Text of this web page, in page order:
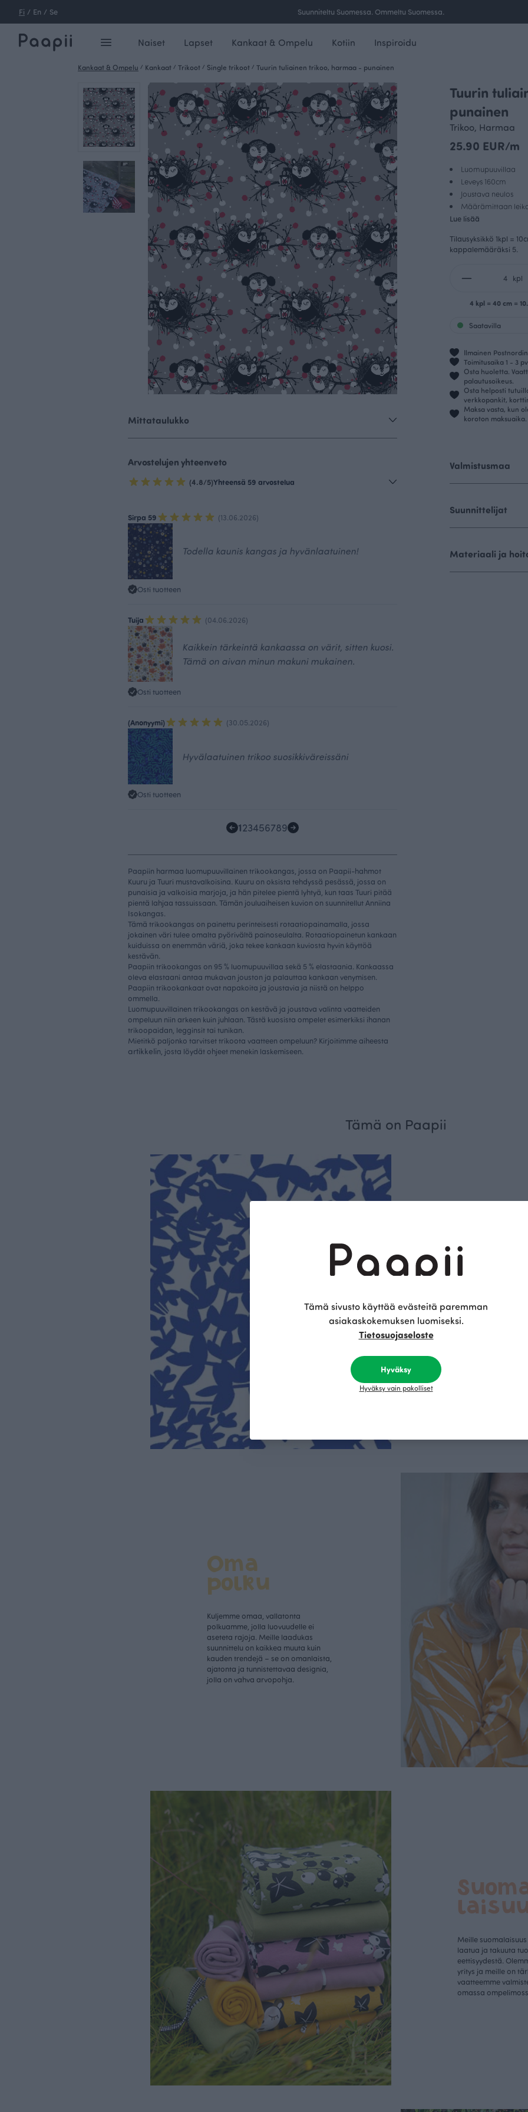
Fi / En / Se Ilmainen toimitus yli 100 € tilauksille Suomessa.
Naiset Lapset Kankaat & Ompelu Kotiin Inspiroidu
Kankaat & Ompelu / Kankaat / Trikoot / Single trikoot / Tuurin tuliainen trikoo, harmaa - punainen
Mittataulukko
Arvostelujen yhteenveto
(4.8/5)Yhteensä 59 arvostelua
Sirpa 59 (13.06.2026)
Todella kaunis kangas ja hyvänlaatuinen!
Osti tuotteen
Tuija (04.06.2026)
Kaikkein tärkeintä kankaassa on värit, sitten kuosi.
Tämä on aivan minun makuni mukainen.
Osti tuotteen
(Anonyymi) (30.05.2026)
Hyvälaatuinen trikoo suosikkiväreissäni
Osti tuotteen
123456789
Paapiin harmaa luomupuuvillainen trikookangas, jossa on Paapii-hahmot
Kuuru ja Tuuri mustavalkoisina. Kuuru on oksista tehdyssä pesässä, jossa on
punaisia ja valkoisia marjoja, ja hän pitelee pientä lyhtyä, kun taas Tuuri pitää
pientä lahjaa tassuissaan. Tämän jouluaiheisen kuvion on suunnitellut Anniina
Isokangas.
Tämä trikookangas on painettu perinteisesti rotaatiopainamalla, jossa
jokainen väri tulee omalta pyörivältä painoseulalta. Rotaatiopainetun kankaan
kuiduissa on enemmän väriä, joka tekee kankaan kuviosta hyvin käyttöä
kestävän.
Paapiin trikookangas on 95 % luomupuuvillaa sekä 5 % elastaania. Kankaassa
oleva elastaani antaa mukavan jouston ja palauttaa kankaan venymisen.
Paapiin trikookankaat ovat napakoita ja joustavia ja niistä on helppo
ommella.
Luomupuuvillainen trikookangas on kestävä ja joustava valinta vaatteiden
ompeluun niin arkeen kuin juhlaan. Tästä kuosista ompelet esimerkiksi ihanan
trikoopaidan, legginsit tai tunikan.
Mietitkö paljonko tarvitset trikoota vaatteen ompeluun? Kirjoitimme aiheesta
artikkelin, josta löydät ohjeet menekin laskemiseen.
Tuurin
punainen
Trikoo, Harmaa
25.90 EUR/m
Luomupuuvillaa
Leveys 160cm
Joustava neulos
Määrämittaan
Lue lisää
Tilausyksikkö 1kpl =
kappalemääräksi 5.
kpl
4 kpl = 40 cm =
Saatavilla
Ilmainen
Toimitusaika 1 - 3 pv
Osta huoletta.
palautusoikeus.
Osta helposti
verkkopankit,
Maksa vasta, kun
koroton maksuaika.
Valmistusmaa
Suunnittelijat
Materiaali ja
Tämä on Paapii
Kestä
vyys
Olemme aidosti
kotimainen
vain GOTS- ja
luomupuuvillaa ja
kaikki vaatteet
kertoo Avainlippu-
Oma
polku
Kuljemme omaa, vallatonta
polkuamme, jolla luovuudelle ei
aseteta rajoja. Meille laadukas
suunnittelu on kaikkea muuta kuin
kauden trendejä – se on omanlaista,
ajatonta ja tunnistettavaa designia,
jolla on vahva arvopohja.
Meille
laatua ja takuuta
eettisyydestä.
yritys ja meille on
vaatteemme
omassa
Tämä sivusto käyttää evästeitä paremman
asiakaskokemuksen luomiseksi.
Tietosuojaseloste
Hyväksy
Hyväksy vain pakolliset